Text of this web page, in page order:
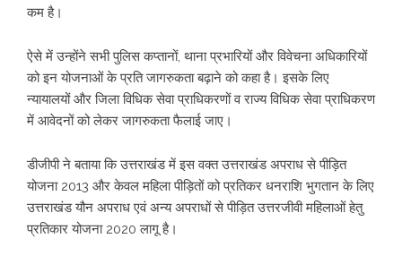
कम है।
ऐसे में उन्होंने सभी पुलिस कप्तानों, थाना प्रभारियों और विवेचना अधिकारियों
को इन योजनाओं के प्रति जागरुकता बढ़ाने को कहा है। इसके लिए
न्यायालयों और जिला विधिक सेवा प्राधिकरणों व राज्य विधिक सेवा प्राधिकरण
में आवेदनों को लेकर जागरुकता फैलाई जाए।
डीजीपी ने बताया कि उत्तराखंड में इस वक्त उत्तराखंड अपराध से पीड़ित
योजना 2013 और केवल महिला पीड़ितों को प्रतिकर धनराशि भुगतान के लिए
उत्तराखंड यौन अपराध एवं अन्य अपराधों से पीड़ित उत्तरजीवी महिलाओं हेतु
प्रतिकार योजना 2020 लागू है।